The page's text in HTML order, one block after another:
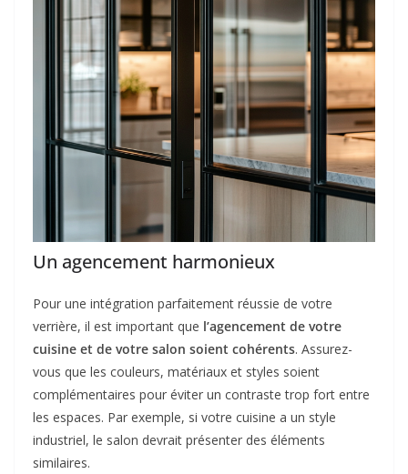
Un agencement harmonieux
Pour une intégration parfaitement réussie de votre
verrière, il est important que l’agencement de votre
cuisine et de votre salon soient cohérents. Assurez-
vous que les couleurs, matériaux et styles soient
complémentaires pour éviter un contraste trop fort entre
les espaces. Par exemple, si votre cuisine a un style
industriel, le salon devrait présenter des éléments
similaires.